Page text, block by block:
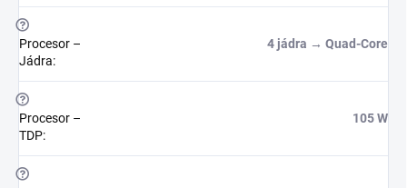
?
Procesor –
Jádra:
4 jádra → Quad-Core
?
Procesor –
TDP:
105 W
?